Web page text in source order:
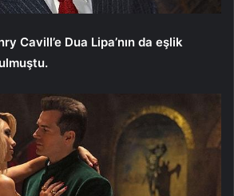
Cavill’e Dua Lipa’nın da eşlik